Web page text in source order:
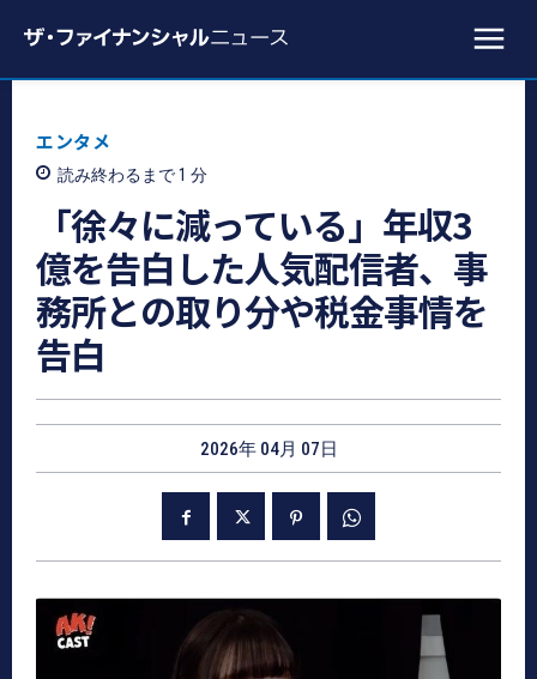
エンタメ
読み終わるまで 1 分
「徐々に減っている」年収3
億を告白した人気配信者、事
務所との取り分や税金事情を
告白
2026年 04月 07日